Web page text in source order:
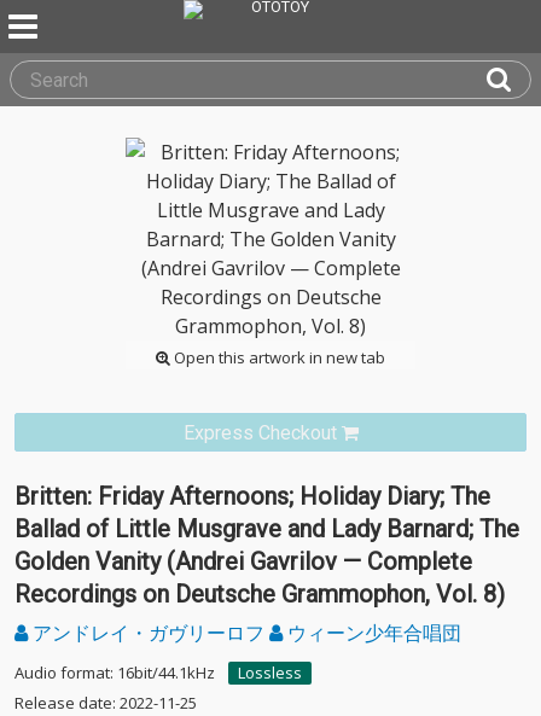
Open this artwork in new tab
Express Checkout
Britten: Friday Afternoons; Holiday Diary; The
Ballad of Little Musgrave and Lady Barnard; The
Golden Vanity (Andrei Gavrilov — Complete
Recordings on Deutsche Grammophon, Vol. 8)
アンドレイ・ガヴリーロフ ウィーン少年合唱団
Audio format: 16bit/44.1kHz
Lossless
Release date: 2022-11-25